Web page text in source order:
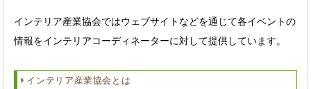
インテリア産業協会ではウェブサイトなどを通じて各イベントの
情報をインテリアコーディネーターに対して提供しています。
インテリア産業協会とは